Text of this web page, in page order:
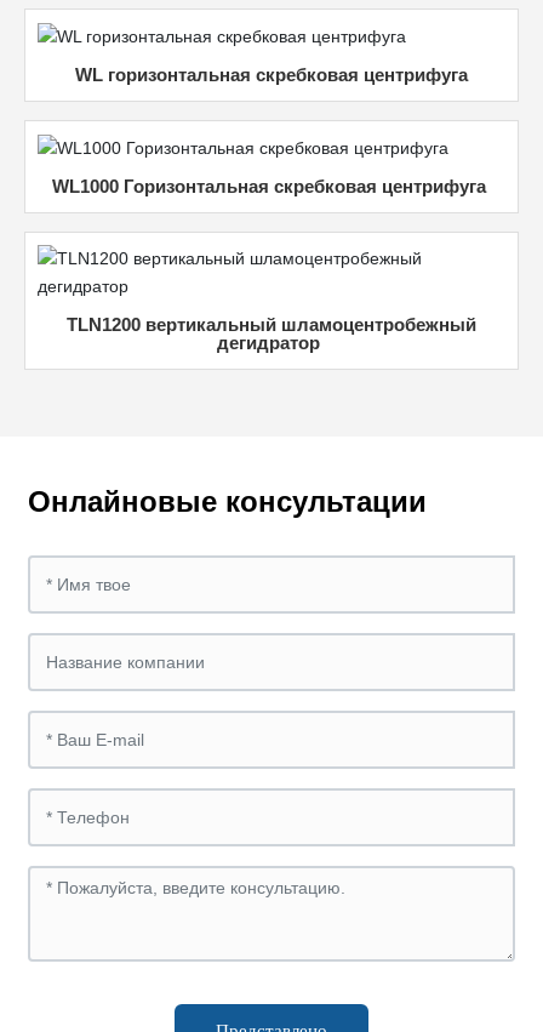
WL горизонтальная скребковая центрифуга
WL1000 Горизонтальная скребковая центрифуга
TLN1200 вертикальный шламоцентробежный
дегидратор
Онлайновые консультации